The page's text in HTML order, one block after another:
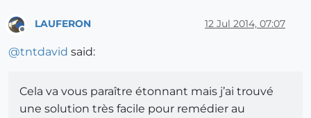
Offline
LAUFERON 12 Jul 2014, 07:07
@tntdavid said:
Cela va vous paraître étonnant mais j’ai trouvé
une solution très facile pour remédier au